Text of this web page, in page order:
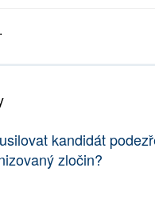
kandidát
zločin?